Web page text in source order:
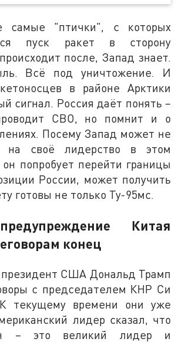
самые "птички", с которых
пуск ракет в сторону
после, Запад знает.
Всё под уничтожение. И
в районе Арктики
сигнал. Россия даёт понять –
СВО, но помнит и о
Посему Запад может не
на своё лидерство в этом
попробует перейти границы
России, может получить
готовы не только Ту-95мс.
Китая
конец
президент США Дональд Трамп
с председателем КНР Си
текущему времени они уже
лидер сказал, что
– это великий лидер и